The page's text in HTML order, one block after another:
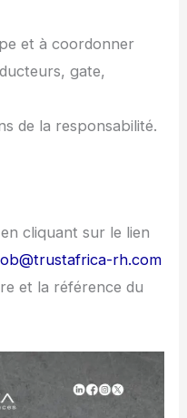
et à coordonner
gate,
de la responsabilité.
cliquant sur le lien
rh.com
et la référence du